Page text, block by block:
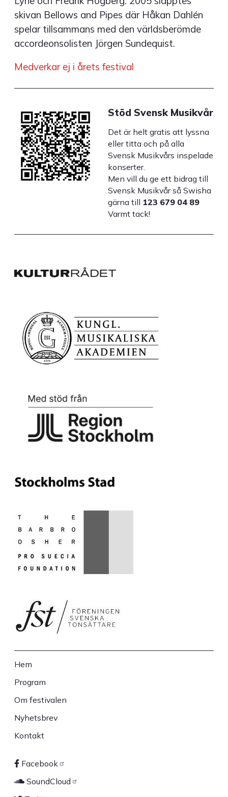
skivan Bellows and Pipes där Håkan Dahlén
spelar tillsammans med den världsberömde
accordeonsolisten Jörgen Sundequist.
Medverkar ej i årets festival
Stöd Svensk Musikvår
Det är helt gratis att lyssna
eller titta och på alla
Svensk Musikvårs inspelade
konserter.
Men vill du ge ett bidrag till
Svensk Musikvår så Swisha
gärna till 123 679 04 89
Varmt tack!
Sidfot
Hem
Program
Om festivalen
Nyhetsbrev
Kontakt
Sociala
Facebook
SoundCloud